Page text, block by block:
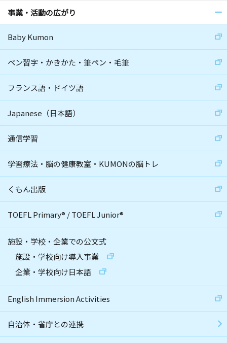
事業・活動の広がり
Baby Kumon
ペン習字・かきかた・筆ペン・毛筆
フランス語・ドイツ語
Japanese（日本語）
通信学習
学習療法・脳の健康教室・KUMONの脳トレ
くもん出版
TOEFL Primary® /TOEFL Junior®
施設・学校・企業での公文式
施設・学校向け導入事業
企業・学校向け日本語
English Immersion Activities
自治体・省庁との連携